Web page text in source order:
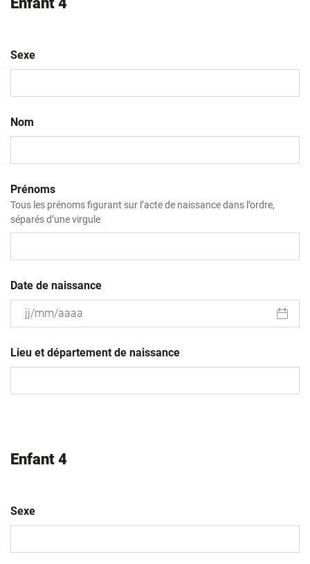
Sexe
Nom
Prénoms
Tous les prénoms figurant sur l’acte de naissance dans l’ordre,
séparés d’une virgule
Date de naissance
slash
MM
Lieu et département de naissance
Enfant 4
Sexe